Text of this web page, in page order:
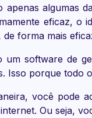
apenas algumas
eficaz, o
de forma mais
um software de
Isso porque todo
você pode
Ou seja,